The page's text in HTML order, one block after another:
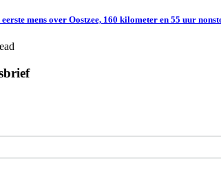
mens over Oostzee, 160 kilometer en 55 uur